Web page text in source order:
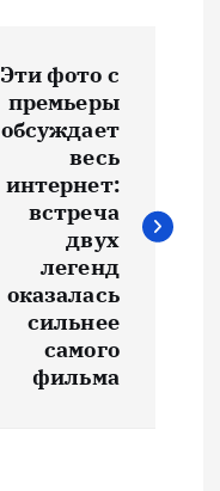
Эти фото с
премьеры
обсуждает
весь
интернет:
встреча
двух
легенд
оказалась
сильнее
самого
фильма